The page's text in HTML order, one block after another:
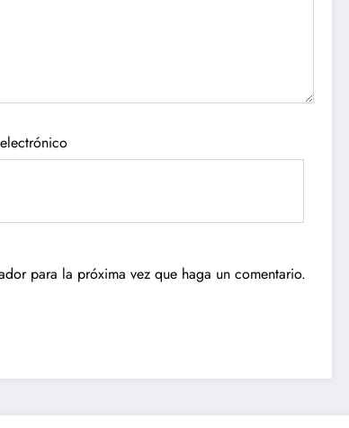
para la próxima vez que haga un comentario.